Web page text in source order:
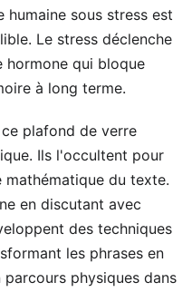
humaine sous stress est
Le stress déclenche
qui bloque
à long terme.
plafond de verre
Ils l'occultent pour
du texte.
en discutant avec
des techniques
les phrases en
physiques dans